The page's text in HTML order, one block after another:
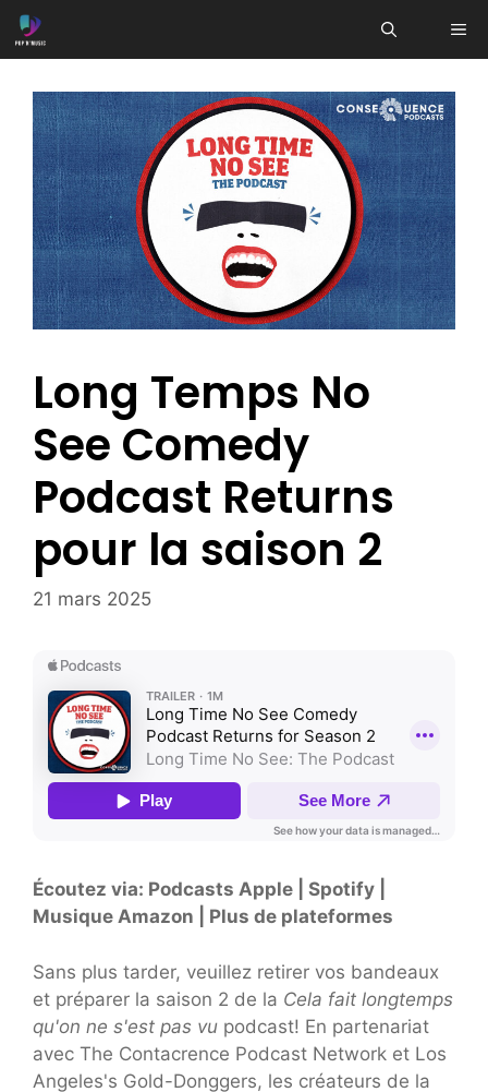
Aller
au
Long Temps No
See Comedy
Podcast Returns
pour la saison 2
21 mars 2025
Écoutez via: Podcasts Apple | Spotify |
Musique Amazon | Plus de plateformes
Sans plus tarder, veuillez retirer vos bandeaux
et préparer la saison 2 de la Cela fait longtemps
qu'on ne s'est pas vu podcast! En partenariat
avec The Contacrence Podcast Network et Los
Angeles's Gold-Donggers, les créateurs de la